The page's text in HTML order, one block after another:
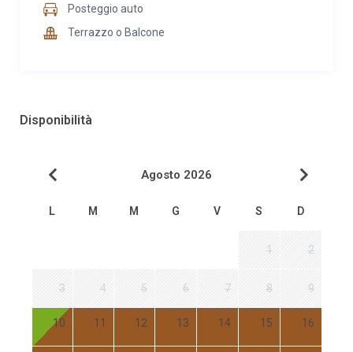
Posteggio auto
Terrazzo o Balcone
Disponibilità
Agosto 2026
L M M G V S D
1 2
3 4 5 6 7 8 9
10 11 12 13 14 15 16